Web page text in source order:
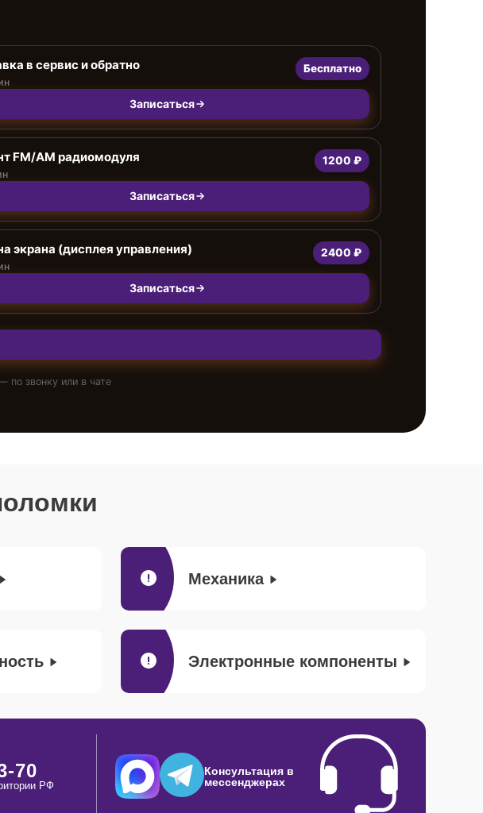
в сервис и обратно Бесплатно
Записаться
FM/AM радиомодуля 1200 ₽
Записаться
экрана (дисплея управления) 2400 ₽
Записаться
по звонку или в чате
Механика
Электронные компоненты
70
РФ
Консультация в
мессенджерах